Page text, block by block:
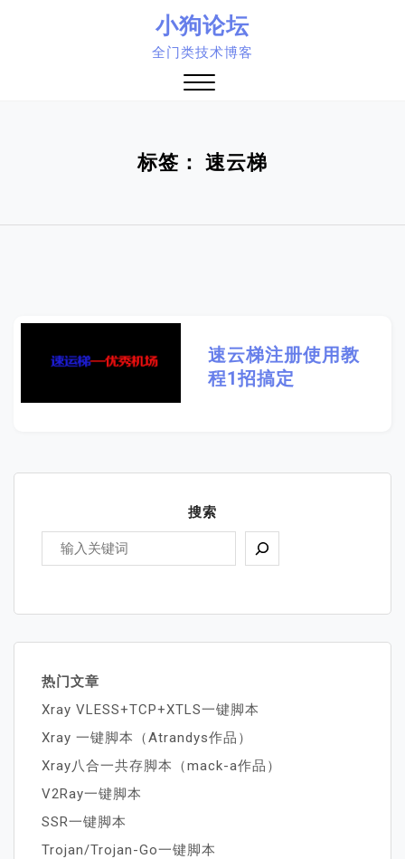
小狗论坛
全门类技术博客
标签： 速云梯
速云梯注册使用教
程1招搞定
搜索
热门文章
Xray VLESS+TCP+XTLS一键脚本
Xray 一键脚本（Atrandys作品）
Xray八合一共存脚本（mack-a作品）
V2Ray一键脚本
SSR一键脚本
Trojan/Trojan-Go一键脚本